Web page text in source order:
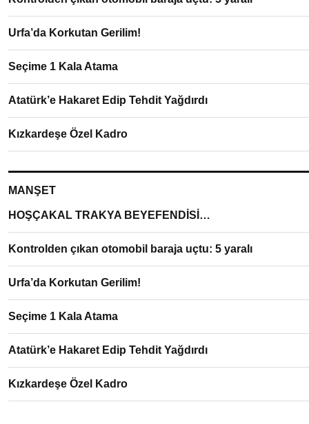
Urfa’da Korkutan Gerilim!
Seçime 1 Kala Atama
Atatürk’e Hakaret Edip Tehdit Yağdırdı
Kızkardeşe Özel Kadro
MANŞET
HOŞÇAKAL TRAKYA BEYEFENDİSİ…
Kontrolden çıkan otomobil baraja uçtu: 5 yaralı
Urfa’da Korkutan Gerilim!
Seçime 1 Kala Atama
Atatürk’e Hakaret Edip Tehdit Yağdırdı
Kızkardeşe Özel Kadro